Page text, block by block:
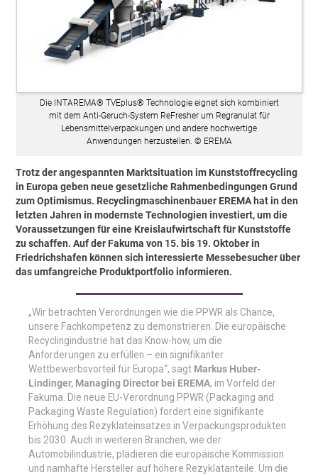
Die INTAREMA® TVEplus® Technologie eignet sich kombiniert
mit dem Anti-Geruch-System ReFresher um Regranulat für
Lebensmittelverpackungen und andere hochwertige
Anwendungen herzustellen. © EREMA
Trotz der angespannten Marktsituation im Kunststoffrecycling
in Europa geben neue gesetzliche Rahmenbedingungen Grund
zum Optimismus. Recyclingmaschinenbauer EREMA hat in den
letzten Jahren in modernste Technologien investiert, um die
Voraussetzungen für eine Kreislaufwirtschaft für Kunststoffe
zu schaffen. Auf der Fakuma von 15. bis 19. Oktober in
Friedrichshafen können sich interessierte Messebesucher über
das umfangreiche Produktportfolio informieren.
„Wir betrachten Verordnungen wie die PPWR als Chance,
unsere Fachkompetenz zu demonstrieren. Die europäische
Recyclingindustrie hat das Know-how, um die
Anforderungen zu erfüllen – ein signifikanter
Wettbewerbsvorteil für Europa“, sagt Markus Huber-
Lindinger, Managing Director bei EREMA, im Vorfeld der
Fakuma. Die neue EU-Verordnung PPWR (Packaging and
Packaging Waste Regulation) fordert eine signifikante
Erhöhung des Rezyklateinsatzes in Verpackungsprodukten
bis 2030. Auch in weiteren Branchen, wie der
Automobilindustrie, plädieren die europäische Kommission
und namhafte Hersteller auf höhere Rezyklatanteile. Um die